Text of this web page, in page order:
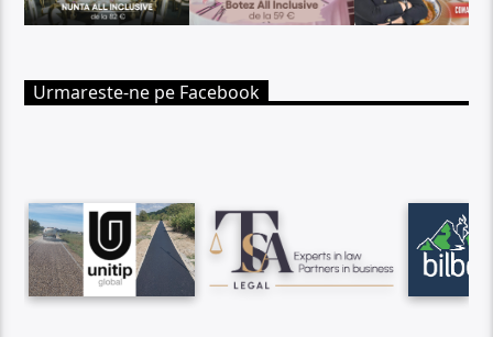
Urmareste-ne pe Facebook